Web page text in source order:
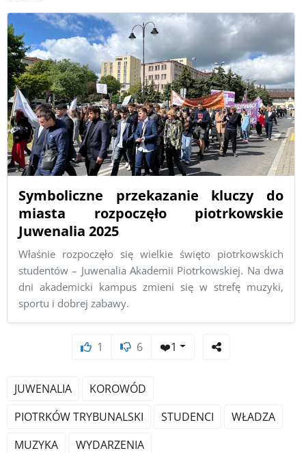
Symboliczne przekazanie kluczy do
miasta rozpoczęło piotrkowskie
Juwenalia 2025
Właśnie rozpoczęło się wielkie święto piotrkowskich
studentów – Juwenalia Akademii Piotrkowskiej. Na dwa
dni akademicki kampus zmieni się w strefę muzyki,
sportu i dobrej zabawy.
1 6 ❤️1
JUWENALIA
KOROWÓD
PIOTRKÓW TRYBUNALSKI
STUDENCI
WŁADZA
MUZYKA
WYDARZENIA